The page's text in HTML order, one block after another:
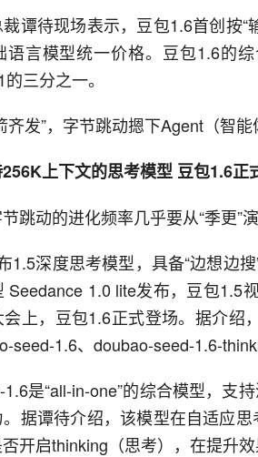
谭待现场表示，豆包1.6首创按“
语言模型统一价格。豆包1.6的
三分之一。
齐发”，字节跳动摁下Agent（智能
上下文的思考模型 豆包1.6正
跳动的进化频率几乎要从“季更”演
1.5深度思考模型，具备“边想边
Seedance 1.0 lite发布，豆包1.5
上，豆包1.6正式登场。据介绍
seed-1.6、doubao-seed-1.6-
是“all-in-one”的综合模型，支
据谭待介绍，该模型在自适应
开启thinking（思考），在提升